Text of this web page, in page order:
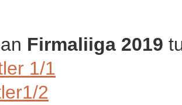
Firmaliiga 2019
1/1
2